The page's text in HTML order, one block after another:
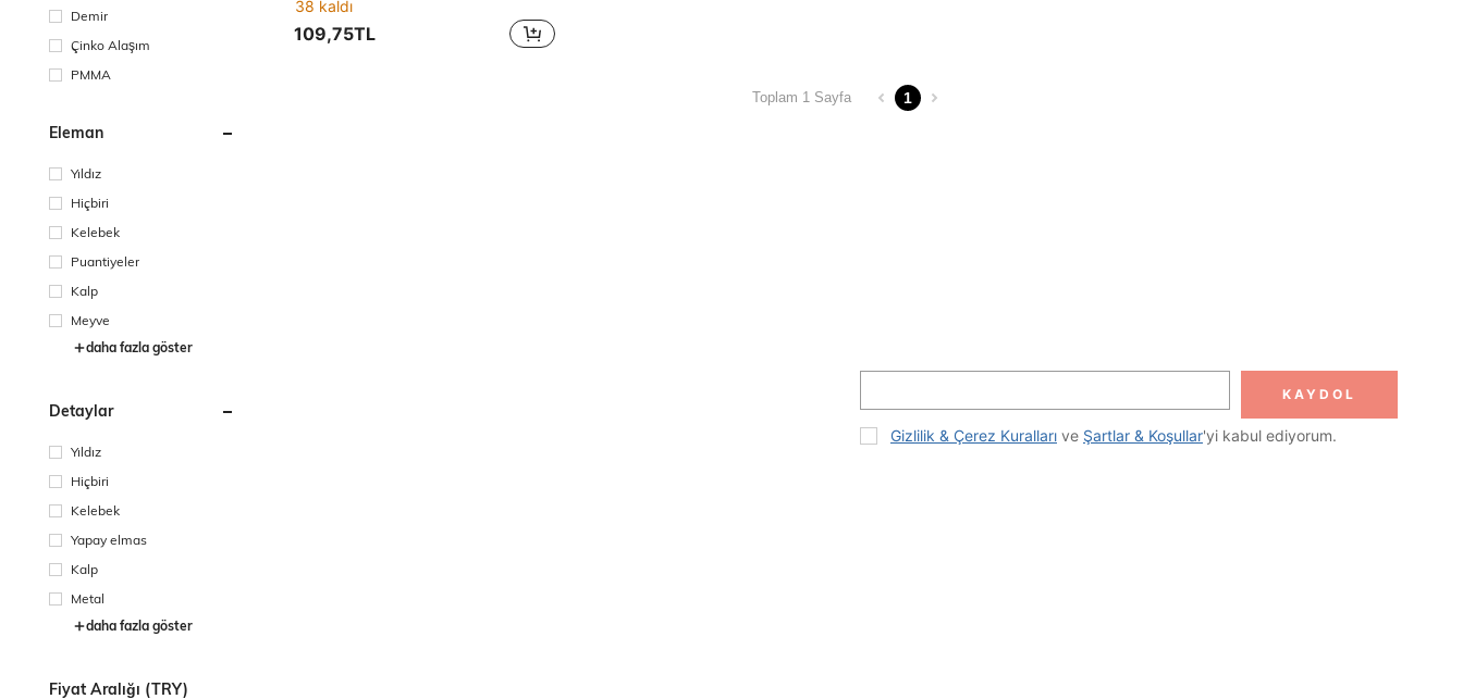
Demir
Çinko Alaşım
PMMA
Eleman
Yıldız
Hiçbiri
Kelebek
Puantiyeler
Kalp
Meyve
daha fazla göster
Detaylar
Yıldız
Hiçbiri
Kelebek
Yapay elmas
Kalp
Metal
daha fazla göster
Fiyat Aralığı (TRY)
38 kaldı
109,75TL
Toplam 1 Sayfa 1
KAYDOL
Gizlilik & Çerez Kuralları ve Şartlar & Koşullar'yi kabul ediyorum.